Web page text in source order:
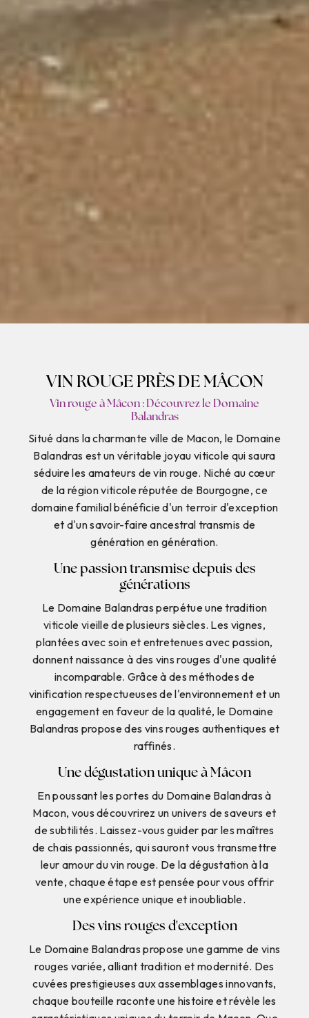
VIN ROUGE PRÈS DE MÂCON
Vin rouge à Mâcon : Découvrez le Domaine
Balandras
Situé dans la charmante ville de Macon, le Domaine
Balandras est un véritable joyau viticole qui saura
séduire les amateurs de vin rouge. Niché au cœur
de la région viticole réputée de Bourgogne, ce
domaine familial bénéficie d'un terroir d'exception
et d'un savoir-faire ancestral transmis de
génération en génération.
Une passion transmise depuis des
générations
Le Domaine Balandras perpétue une tradition
viticole vieille de plusieurs siècles. Les vignes,
plantées avec soin et entretenues avec passion,
donnent naissance à des vins rouges d'une qualité
incomparable. Grâce à des méthodes de
vinification respectueuses de l'environnement et un
engagement en faveur de la qualité, le Domaine
Balandras propose des vins rouges authentiques et
raffinés.
Une dégustation unique à Mâcon
En poussant les portes du Domaine Balandras à
Macon, vous découvrirez un univers de saveurs et
de subtilités. Laissez-vous guider par les maîtres
de chais passionnés, qui sauront vous transmettre
leur amour du vin rouge. De la dégustation à la
vente, chaque étape est pensée pour vous offrir
une expérience unique et inoubliable.
Des vins rouges d'exception
Le Domaine Balandras propose une gamme de vins
rouges variée, alliant tradition et modernité. Des
cuvées prestigieuses aux assemblages innovants,
chaque bouteille raconte une histoire et révèle les